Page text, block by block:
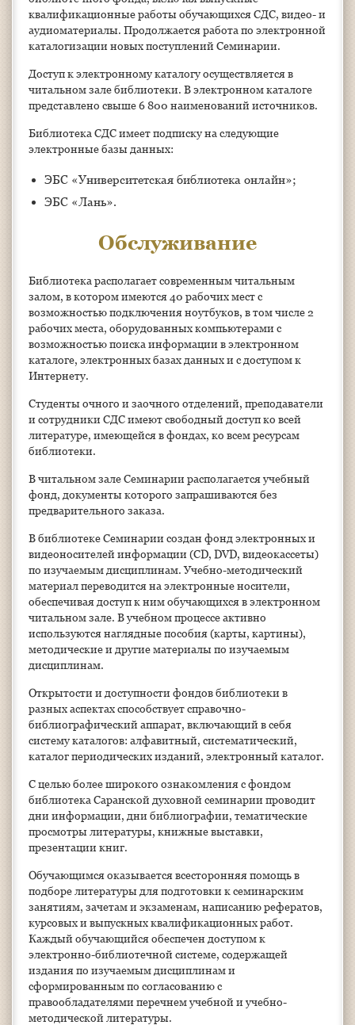
квалификационные работы обучающихся СДС, видео- и
аудиоматериалы. Продолжается работа по электронной
каталогизации новых поступлений Семинарии.
Доступ к электронному каталогу осуществляется в
читальном зале библиотеки. В электронном каталоге
представлено свыше 6 800 наименований источников.
Библиотека СДС имеет подписку на следующие
электронные базы данных:
ЭБС «Университетская библиотека онлайн»;
ЭБС «Лань».
Обслуживание
Библиотека располагает современным читальным
залом, в котором имеются 40 рабочих мест с
возможностью подключения ноутбуков, в том числе 2
рабочих места, оборудованных компьютерами с
возможностью поиска информации в электронном
каталоге, электронных базах данных и с доступом к
Интернету.
Студенты очного и заочного отделений, преподаватели
и сотрудники СДС имеют свободный доступ ко всей
литературе, имеющейся в фондах, ко всем ресурсам
библиотеки.
В читальном зале Семинарии располагается учебный
фонд, документы которого запрашиваются без
предварительного заказа.
В библиотеке Семинарии создан фонд электронных и
видеоносителей информации (CD, DVD, видеокассеты)
по изучаемым дисциплинам. Учебно-методический
материал переводится на электронные носители,
обеспечивая доступ к ним обучающихся в электронном
читальном зале. В учебном процессе активно
используются наглядные пособия (карты, картины),
методические и другие материалы по изучаемым
дисциплинам.
Открытости и доступности фондов библиотеки в
разных аспектах способствует справочно-
библиографический аппарат, включающий в себя
систему каталогов: алфавитный, систематический,
каталог периодических изданий, электронный каталог.
С целью более широкого ознакомления с фондом
библиотека Саранской духовной семинарии проводит
дни информации, дни библиографии, тематические
просмотры литературы, книжные выставки,
презентации книг.
Обучающимся оказывается всесторонняя помощь в
подборе литературы для подготовки к семинарским
занятиям, зачетам и экзаменам, написанию рефератов,
курсовых и выпускных квалификационных работ.
Каждый обучающийся обеспечен доступом к
электронно-библиотечной системе, содержащей
издания по изучаемым дисциплинам и
сформированным по согласованию с
правообладателями перечнем учебной и учебно-
методической литературы.